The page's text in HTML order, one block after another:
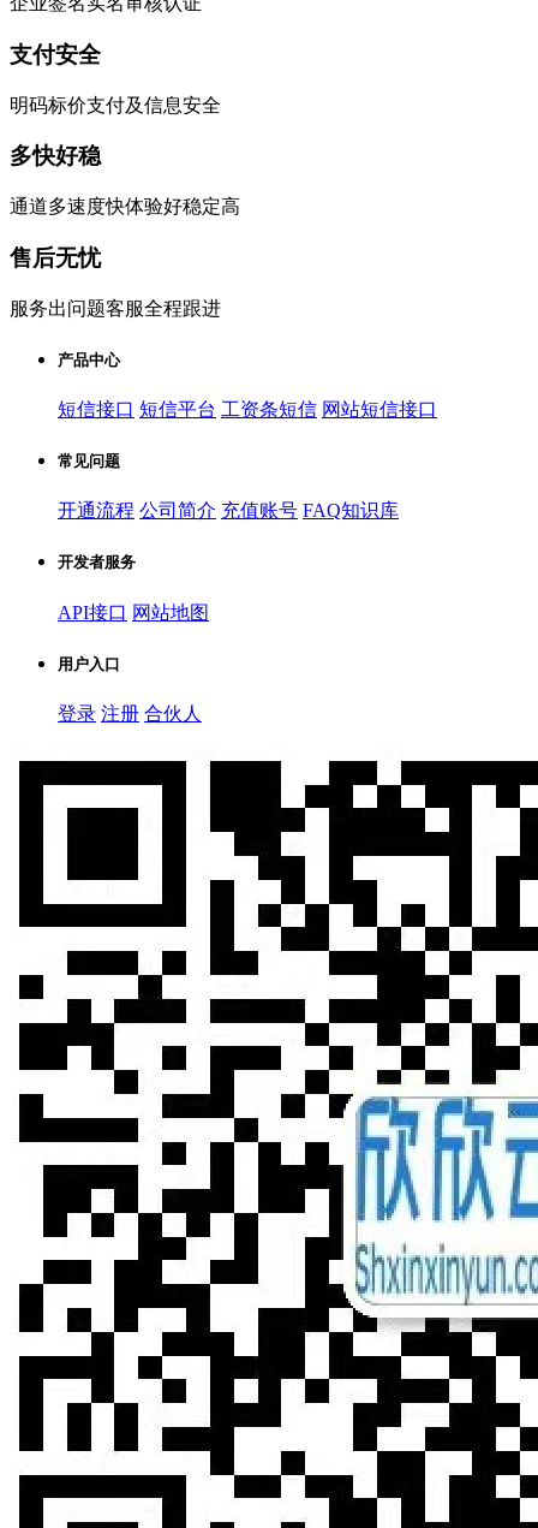
支付安全
明码标价支付及信息安全
多快好稳
通道多速度快体验好稳定高
售后无忧
服务出问题客服全程跟进
产品中心
短信接口 短信平台 工资条短信 网站短信接口
常见问题
开通流程 公司简介 充值账号 FAQ知识库
开发者服务
API接口 网站地图
用户入口
登录 注册 合伙人